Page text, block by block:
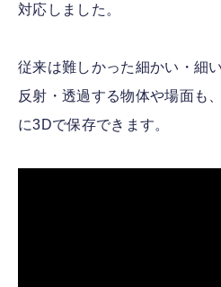
対応しました。
従来は難しかった細かい・細
反射・透過する物体や場面も
に3Dで保存できます。